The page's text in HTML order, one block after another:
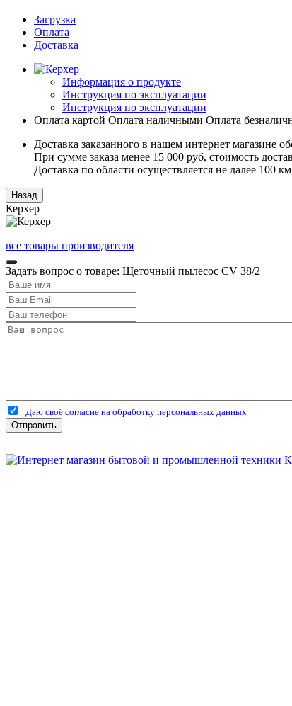
Загрузка
Оплата
Доставка
Информация о продукте
Инструкция по эксплуатации
Инструкция по эксплуатации
Оплата картой Оплата наличными Оплата
Доставка заказанного в нашем интернет магазине
При сумме заказа менее 15 000 руб, стоимость
Доставка по области осуществляется не далее 100
Керхер
все товары производителя
Задать вопрос о товаре: Щеточный пылесос CV 38/2
Даю своё согласие на обработку персональных данных
Отправить